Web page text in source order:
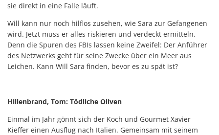
sie direkt in eine Falle läuft.
Will kann nur noch hilflos zusehen, wie Sara zur Gefangenen
wird. Jetzt muss er alles riskieren und verdeckt ermitteln.
Denn die Spuren des FBIs lassen keine Zweifel: Der Anführer
des Netzwerks geht für seine Zwecke über ein Meer aus
Leichen. Kann Will Sara finden, bevor es zu spät ist?
Hillenbrand, Tom: Tödliche Oliven
Einmal im Jahr gönnt sich der Koch und Gourmet Xavier
Kieffer einen Ausflug nach Italien. Gemeinsam mit seinem